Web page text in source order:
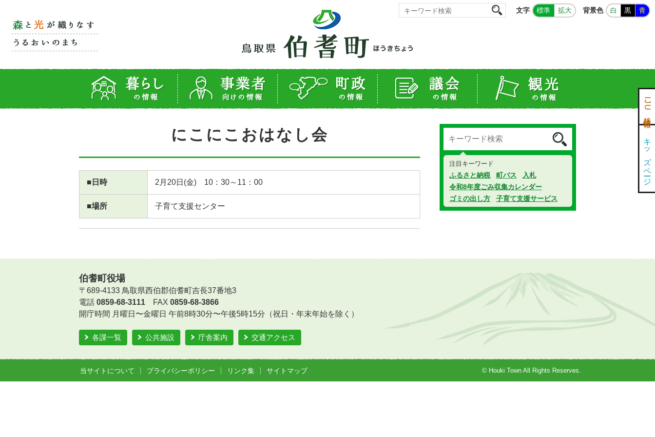
文字 標準 拡大 背景色 白 黒 青
にこにこおはなし会
■日時 2月20日(金) 10：30～11：00
■場所 子育て支援センター
注目キーワード
ふるさと納税 町バス
入札
令和8年度ごみ収集カレンダー
ゴミの出し方
子育て支援サービス
伯耆町役場
〒689-4133 鳥取県西伯郡伯耆町吉長37番地3
電話 0859-68-3111 FAX 0859-68-3866
開庁時間 月曜日〜金曜日 午前8時30分〜午後5時15分（祝日・年末年始を除く）
各課一覧 公共施設 庁舎案内 交通アクセス
当サイトについて プライバシーポリシー リンク集 サイトマップ © Houki Town All Rights Reserves.
IJU移住情報
キッズページ